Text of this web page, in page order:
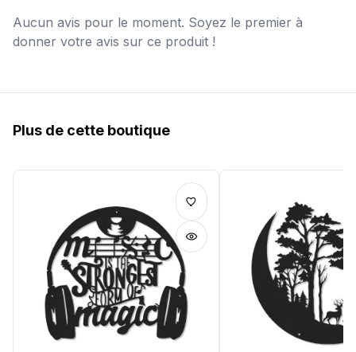
Aucun avis pour le moment. Soyez le premier à
donner votre avis sur ce produit !
Plus de cette boutique